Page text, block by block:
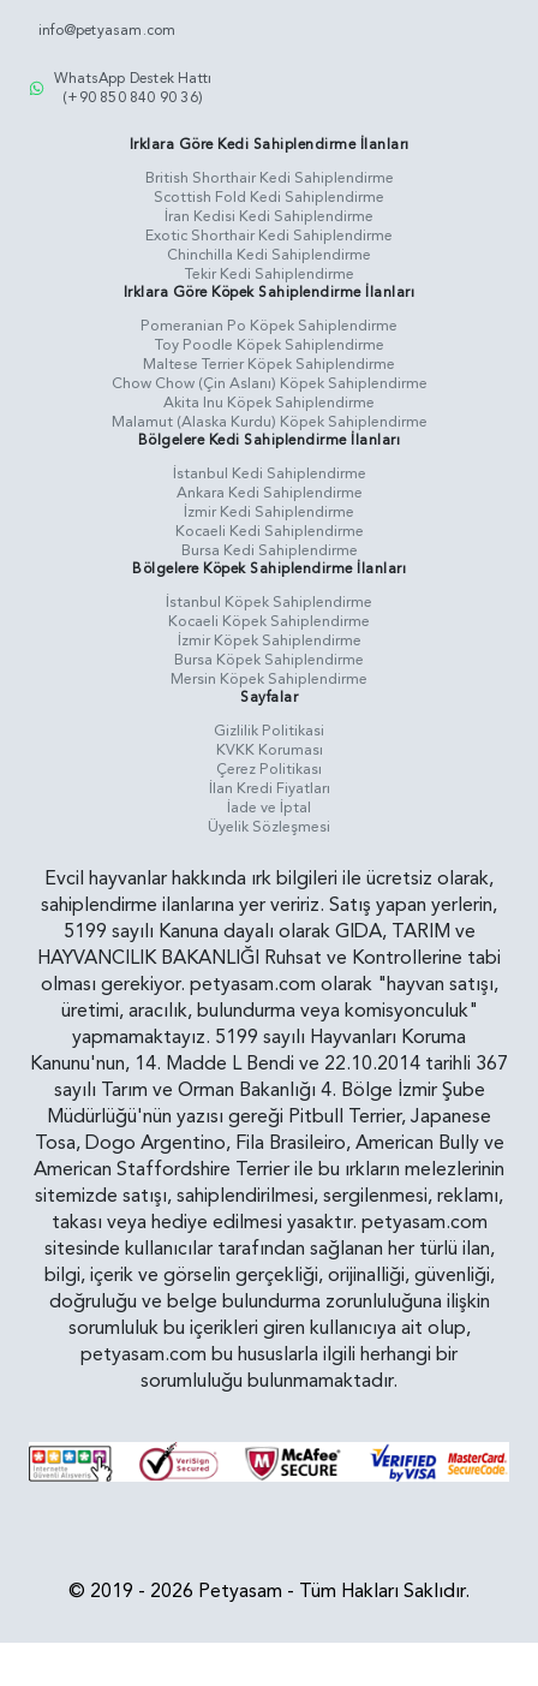
info@petyasam.com
WhatsApp Destek Hattı
(+90 850 840 90 36)
Irklara Göre Kedi Sahiplendirme İlanları
British Shorthair Kedi Sahiplendirme
Scottish Fold Kedi Sahiplendirme
İran Kedisi Kedi Sahiplendirme
Exotic Shorthair Kedi Sahiplendirme
Chinchilla Kedi Sahiplendirme
Tekir Kedi Sahiplendirme
Irklara Göre Köpek Sahiplendirme İlanları
Pomeranian Po Köpek Sahiplendirme
Toy Poodle Köpek Sahiplendirme
Maltese Terrier Köpek Sahiplendirme
Chow Chow (Çin Aslanı) Köpek Sahiplendirme
Akita Inu Köpek Sahiplendirme
Malamut (Alaska Kurdu) Köpek Sahiplendirme
Bölgelere Kedi Sahiplendirme İlanları
İstanbul Kedi Sahiplendirme
Ankara Kedi Sahiplendirme
İzmir Kedi Sahiplendirme
Kocaeli Kedi Sahiplendirme
Bursa Kedi Sahiplendirme
Bölgelere Köpek Sahiplendirme İlanları
İstanbul Köpek Sahiplendirme
Kocaeli Köpek Sahiplendirme
İzmir Köpek Sahiplendirme
Bursa Köpek Sahiplendirme
Mersin Köpek Sahiplendirme
Sayfalar
Gizlilik Politikasi
KVKK Koruması
Çerez Politikası
İlan Kredi Fiyatları
İade ve İptal
Üyelik Sözleşmesi
Evcil hayvanlar hakkında ırk bilgileri ile ücretsiz olarak,
sahiplendirme ilanlarına yer veririz. Satış yapan yerlerin,
5199 sayılı Kanuna dayalı olarak GIDA, TARIM ve
HAYVANCILIK BAKANLIĞI Ruhsat ve Kontrollerine tabi
olması gerekiyor. petyasam.com olarak "hayvan satışı,
üretimi, aracılık, bulundurma veya komisyonculuk"
yapmamaktayız. 5199 sayılı Hayvanları Koruma
Kanunu'nun, 14. Madde L Bendi ve 22.10.2014 tarihli 367
sayılı Tarım ve Orman Bakanlığı 4. Bölge İzmir Şube
Müdürlüğü'nün yazısı gereği Pitbull Terrier, Japanese
Tosa, Dogo Argentino, Fila Brasileiro, American Bully ve
American Staffordshire Terrier ile bu ırkların melezlerinin
sitemizde satışı, sahiplendirilmesi, sergilenmesi, reklamı,
takası veya hediye edilmesi yasaktır. petyasam.com
sitesinde kullanıcılar tarafından sağlanan her türlü ilan,
bilgi, içerik ve görselin gerçekliği, orijinalliği, güvenliği,
doğruluğu ve belge bulundurma zorunluluğuna ilişkin
sorumluluk bu içerikleri giren kullanıcıya ait olup,
petyasam.com bu hususlarla ilgili herhangi bir
sorumluluğu bulunmamaktadır.
© 2019 - 2026 Petyasam - Tüm Hakları Saklıdır.